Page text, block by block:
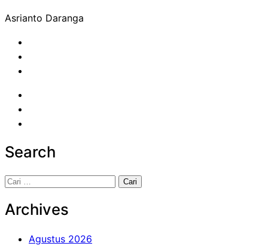
Asrianto Daranga
Search
Cari
Archives
Agustus 2026